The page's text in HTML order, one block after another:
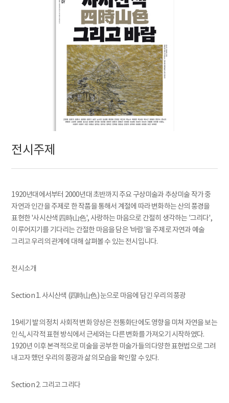
전시주제
1920년대에서부터 2000년대 초반까지 주요 구상미술과 추상미술 작가 중
자연과 인간을 주제로 한 작품을 통해서 계절에 따라 변화하는 산의 풍경을
표현한 '사시산색 四時山色', 사랑하는 마음으로 간절히 생각하는 '그리다',
이루어지기를 기다리는 간절한 마음을 담은 '바람'을 주제로 자연과 예술
그리고 우리의 관계에 대해 살펴볼 수 있는 전시입니다.
전시소개
Section 1. 사시산색 (四時山色) 눈으로 마음에 담긴 우리의 풍광
19세기 발의 정치 사회적 변화 양상은 전통화단에도 영향을 미쳐 자연을 보는
인식, 시각적 표현 방식에서 근세와는 다른 변화를 가져오기 시작하였다.
1920년 이후 본격적으로 미술을 공부한 미술가들의 다양한 표현법으로 그려
내고자 했던 우리의 풍광과 삶의 모습을 확인할 수 있다.
Section 2. 그리고 그리다